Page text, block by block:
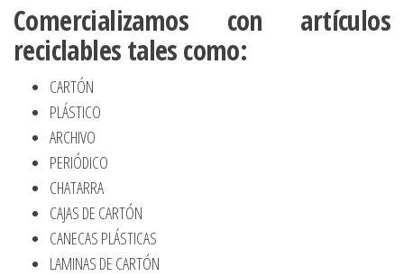
Comercializamos con artículos
reciclables tales como:
CARTÓN
PLÁSTICO
ARCHIVO
PERIÓDICO
CHATARRA
CAJAS DE CARTÓN
CANECAS PLÁSTICAS
LAMINAS DE CARTÓN